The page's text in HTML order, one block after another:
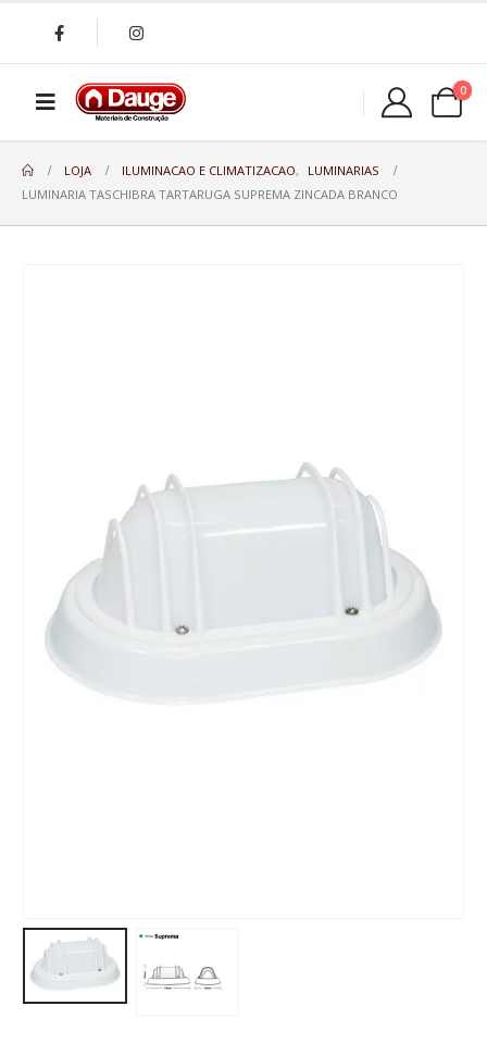
0
LOJA ILUMINACAO E CLIMATIZACAO,
LUMINARIAS
LUMINARIA TASCHIBRA TARTARUGA SUPREMA ZINCADA BRANCO